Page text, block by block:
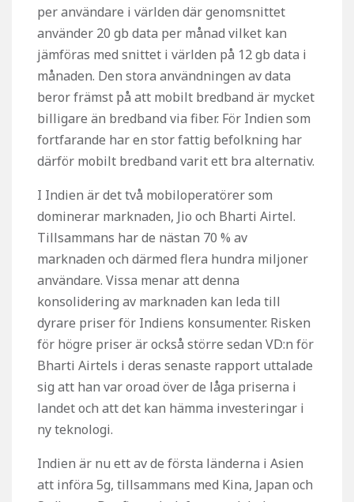
per användare i världen där genomsnittet
använder 20 gb data per månad vilket kan
jämföras med snittet i världen på 12 gb data i
månaden. Den stora användningen av data
beror främst på att mobilt bredband är mycket
billigare än bredband via fiber. För Indien som
fortfarande har en stor fattig befolkning har
därför mobilt bredband varit ett bra alternativ.
I Indien är det två mobiloperatörer som
dominerar marknaden, Jio och Bharti Airtel.
Tillsammans har de nästan 70 % av
marknaden och därmed flera hundra miljoner
användare. Vissa menar att denna
konsolidering av marknaden kan leda till
dyrare priser för Indiens konsumenter. Risken
för högre priser är också större sedan VD:n för
Bharti Airtels i deras senaste rapport uttalade
sig att han var oroad över de låga priserna i
landet och att det kan hämma investeringar i
ny teknologi.
Indien är nu ett av de första länderna i Asien
att införa 5g, tillsammans med Kina, Japan och